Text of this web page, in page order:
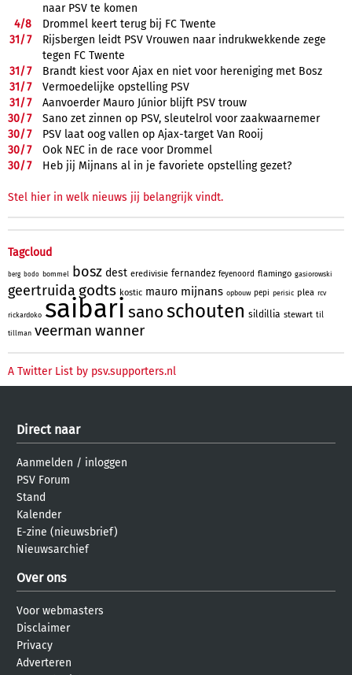
naar PSV te komen
4/8
Drommel keert terug bij FC Twente
31/7
Rijsbergen leidt PSV Vrouwen naar indrukwekkende zege
tegen FC Twente
31/7
Brandt kiest voor Ajax en niet voor hereniging met Bosz
31/7
Vermoedelijke opstelling PSV
31/7
Aanvoerder Mauro Júnior blijft PSV trouw
30/7
Sano zet zinnen op PSV, sleutelrol voor zaakwaarnemer
30/7
PSV laat oog vallen op Ajax-target Van Rooij
30/7
Ook NEC in de race voor Drommel
30/7 Heb jij Mijnans al in je favoriete opstelling gezet?
Stel hier in welk nieuws jij belangrijk vindt.
Tagcloud
berg bodo bommel bosz dest eredivisie fernandez feyenoord flamingo gasiorowski
geertruida godts kostic mauro mijnans opbouw pepi perisic plea rcv
rickardoko saibari sanoschouten sildillia stewart til
tillman veerman wanner
A Twitter List by psv.supporters.nl
Direct naar
Aanmelden / inloggen
PSV Forum
Stand
Kalender
E-zine (nieuwsbrief)
Nieuwsarchief
Over ons
Voor webmasters
Disclaimer
Privacy
Adverteren